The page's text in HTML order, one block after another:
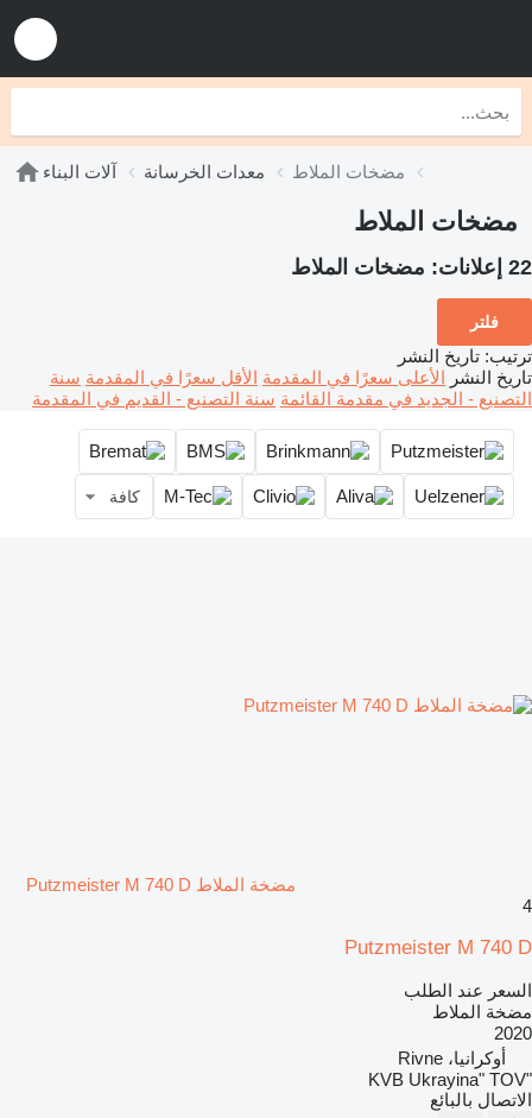
آلات البناء معدات الخرسانة مضخات الملاط
مضخات الملاط
22 إعلانات: مضخات الملاط
فلتر
ترتيب: تاريخ النشر
تاريخ النشر الأعلى سعرًا في المقدمة الأقل سعرًا في المقدمة سنة
التصنيع - الجديد في مقدمة القائمة سنة التصنيع - القديم في المقدمة
كافة
مضخة الملاط Putzmeister M 740 D
4
Putzmeister M 740 D
السعر عند الطلب
مضخة الملاط
2020
أوكرانيا، Rivne
"KVB Ukrayina" TOV
الاتصال بالبائع